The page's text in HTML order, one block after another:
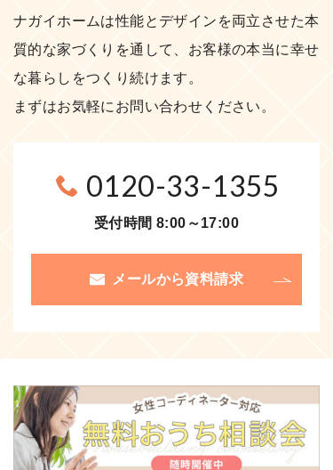
ナガイホームは性能とデザインを両立させた本
質的な家づくりを通して、お客様の本当に幸せ
な暮らしをつくり続けます。
まずはお気軽にお問い合わせください。
0120-33-1355
受付時間 8:00～17:00
メールから資料請求